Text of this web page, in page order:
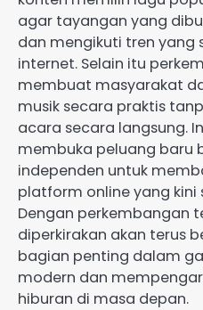
agar tayangan yang
dan mengikuti tren yang
internet. Selain itu
membuat masyarakat
musik secara praktis
acara secara langsung.
membuka peluang baru
independen untuk
platform online yang kini
Dengan perkembangan
diperkirakan akan terus
bagian penting dalam
modern dan
hiburan di masa depan.